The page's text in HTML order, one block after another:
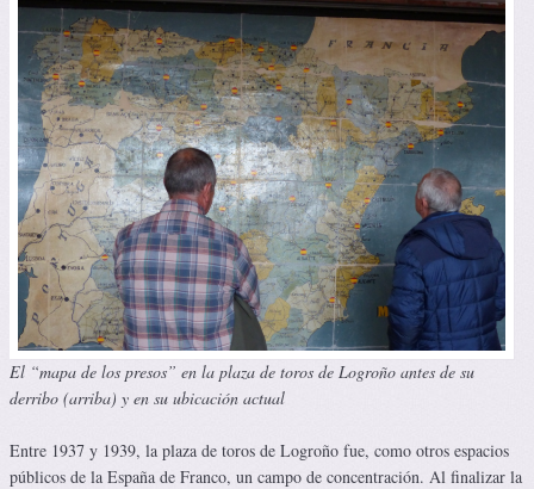
El “mapa de los presos” en la plaza de toros de Logroño antes de su
derribo (arriba) y en su ubicación actual
Entre 1937 y 1939, la plaza de toros de Logroño fue, como otros espacios
públicos de la España de Franco, un campo de concentración. Al finalizar la